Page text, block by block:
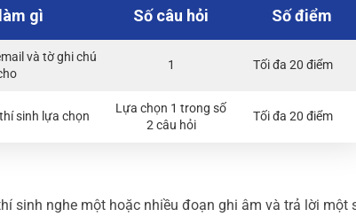
gì Số câu hỏi Số điểm
và tờ ghi chú
1 Tối đa 20 điểm
sinh lựa chọn
Lựa chọn 1 trong số
2 câu hỏi
Tối đa 20 điểm
sinh nghe một hoặc nhiều đoạn ghi âm và trả lời một